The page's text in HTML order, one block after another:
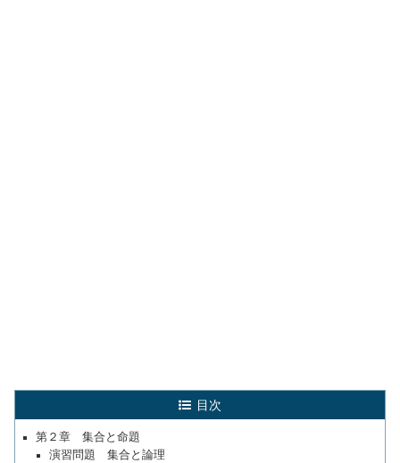
目次
第２章 集合と命題
演習問題 集合と論理